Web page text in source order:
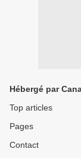
Hébergé par
Top articles
Pages
Contact